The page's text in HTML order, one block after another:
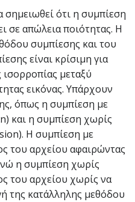
σημειωθεί ότι η συμπίεση
σε απώλεια ποιότητας. Η
συμπίεσης και του
είναι κρίσιμη για
ισορροπίας μεταξύ
εικόνας. Υπάρχουν
όπως η συμπίεση με
και η συμπίεση χωρίς
Η συμπίεση με
του αρχείου αφαιρώντας
η συμπίεση χωρίς
του αρχείου χωρίς να
της κατάλληλης μεθόδου